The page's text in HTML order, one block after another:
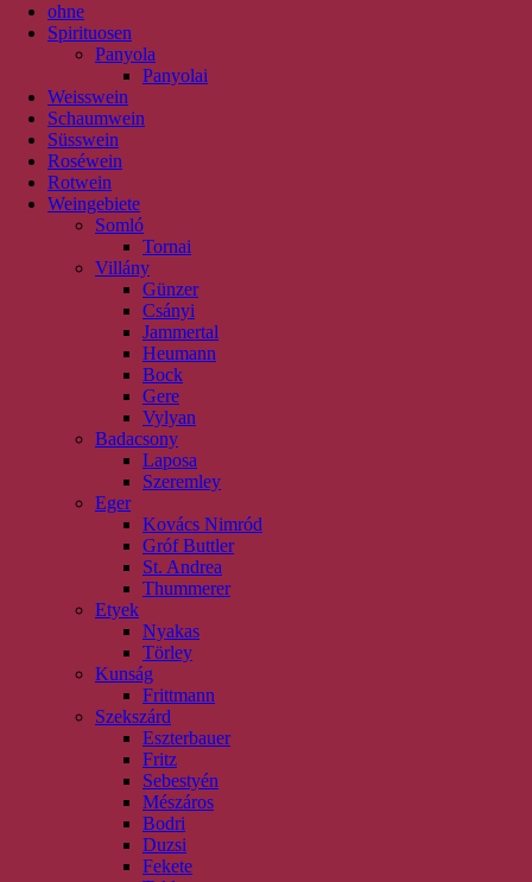
ohne
Spirituosen
Panyola
Panyolai
Weisswein
Schaumwein
Süsswein
Roséwein
Rotwein
Weingebiete
Somló
Tornai
Villány
Günzer
Csányi
Jammertal
Heumann
Bock
Gere
Vylyan
Badacsony
Laposa
Szeremley
Eger
Kovács Nimród
Gróf Buttler
St. Andrea
Thummerer
Etyek
Nyakas
Törley
Kunság
Frittmann
Szekszárd
Eszterbauer
Fritz
Sebestyén
Mészáros
Bodri
Duzsi
Fekete